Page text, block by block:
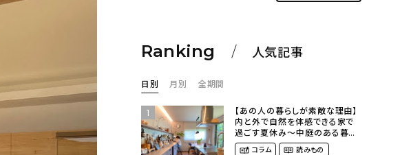
Ranking 人気記事
日別 月別 全期間
1
【あの人の暮らしが素敵な理由】
内と外で自然を体感できる家で
過ごす夏休み〜中庭のある暮ら
し（yume_2700さん）
コラム 読みもの